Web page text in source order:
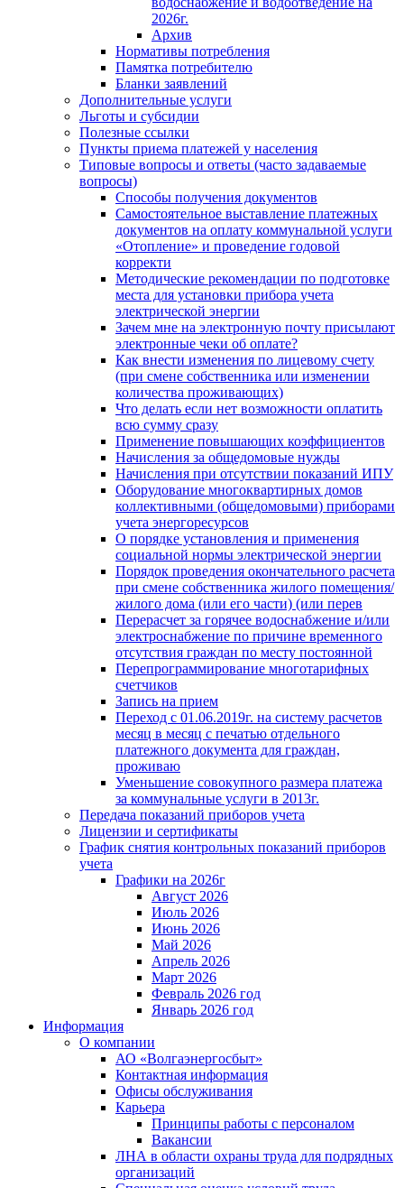
2026г.
Архив
Нормативы потребления
Памятка потребителю
Бланки заявлений
Дополнительные услуги
Льготы и субсидии
Полезные ссылки
Пункты приема платежей у населения
Типовые вопросы и ответы (часто задаваемые
вопросы)
Способы получения документов
Самостоятельное выставление платежных
документов на оплату коммунальной услуги
«Отопление» и проведение годовой
корректи
Методические рекомендации по подготовке
места для установки прибора учета
электрической энергии
Зачем мне на электронную почту присылают
электронные чеки об оплате?
Как внести изменения по лицевому счету
(при смене собственника или изменении
количества проживающих)
Что делать если нет возможности оплатить
всю сумму сразу
Применение повышающих коэффициентов
Начисления за общедомовые нужды
Начисления при отсутствии показаний ИПУ
Оборудование многоквартирных домов
коллективными (общедомовыми) приборами
учета энергоресурсов
О порядке установления и применения
социальной нормы электрической энергии
Порядок проведения окончательного расчета
при смене собственника жилого помещения/
жилого дома (или его части) (или перев
Перерасчет за горячее водоснабжение и/или
электроснабжение по причине временного
отсутствия граждан по месту постоянной
Перепрограммирование многотарифных
счетчиков
Запись на прием
Переход с 01.06.2019г. на систему расчетов
месяц в месяц с печатью отдельного
платежного документа для граждан,
проживаю
Уменьшение совокупного размера платежа
за коммунальные услуги в 2013г.
Передача показаний приборов учета
Лицензии и сертификаты
График снятия контрольных показаний приборов
учета
Графики на 2026г
Август 2026
Июль 2026
Июнь 2026
Май 2026
Апрель 2026
Март 2026
Февраль 2026 год
Январь 2026 год
Информация
О компании
АО «Волгаэнергосбыт»
Контактная информация
Офисы обслуживания
Карьера
Принципы работы с персоналом
Вакансии
ЛНА в области охраны труда для подрядных
организаций